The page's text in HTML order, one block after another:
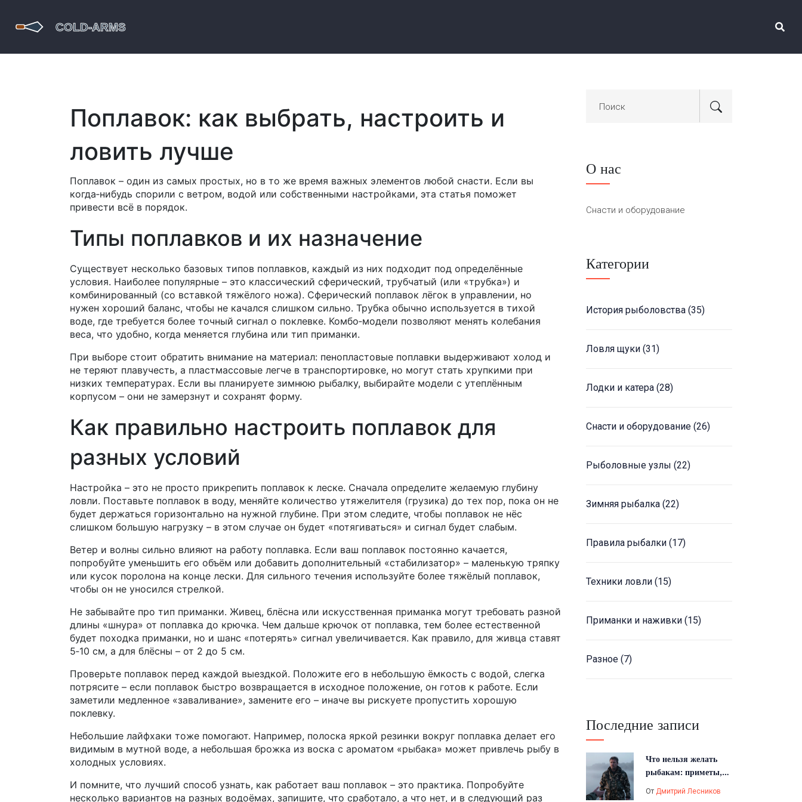
Поплавок: как выбрать, настроить и
ловить лучше
Поплавок – один из самых простых, но в то же время важных элементов любой снасти. Если вы
когда‑нибудь спорили с ветром, водой или собственными настройками, эта статья поможет
привести всё в порядок.
Типы поплавков и их назначение
Существует несколько базовых типов поплавков, каждый из них подходит под определённые
условия. Наиболее популярные – это классический сферический, трубчатый (или «трубка») и
комбинированный (со вставкой тяжёлого ножа). Сферический поплавок лёгок в управлении, но
нужен хороший баланс, чтобы не качался слишком сильно. Трубка обычно используется в тихой
воде, где требуется более точный сигнал о поклевке. Комбо‑модели позволяют менять колебания
веса, что удобно, когда меняется глубина или тип приманки.
При выборе стоит обратить внимание на материал: пенопластовые поплавки выдерживают холод и
не теряют плавучесть, а пластмассовые легче в транспортировке, но могут стать хрупкими при
низких температурах. Если вы планируете зимнюю рыбалку, выбирайте модели с утеплённым
корпусом – они не замерзнут и сохранят форму.
Как правильно настроить поплавок для
разных условий
Настройка – это не просто прикрепить поплавок к леске. Сначала определите желаемую глубину
ловли. Поставьте поплавок в воду, меняйте количество утяжелителя (грузика) до тех пор, пока он не
будет держаться горизонтально на нужной глубине. При этом следите, чтобы поплавок не нёс
слишком большую нагрузку – в этом случае он будет «потягиваться» и сигнал будет слабым.
Ветер и волны сильно влияют на работу поплавка. Если ваш поплавок постоянно качается,
попробуйте уменьшить его объём или добавить дополнительный «стабилизатор» – маленькую тряпку
или кусок поролона на конце лески. Для сильного течения используйте более тяжёлый поплавок,
чтобы он не уносился стрелкой.
Не забывайте про тип приманки. Живец, блёсна или искусственная приманка могут требовать разной
длины «шнура» от поплавка до крючка. Чем дальше крючок от поплавка, тем более естественной
будет походка приманки, но и шанс «потерять» сигнал увеличивается. Как правило, для живца ставят
5‑10 см, а для блёсны – от 2 до 5 см.
Проверьте поплавок перед каждой выездкой. Положите его в небольшую ёмкость с водой, слегка
потрясите – если поплавок быстро возвращается в исходное положение, он готов к работе. Если
заметили медленное «заваливание», замените его – иначе вы рискуете пропустить хорошую
поклевку.
Небольшие лайфхаки тоже помогают. Например, полоска яркой резинки вокруг поплавка делает его
видимым в мутной воде, а небольшая брожка из воска с ароматом «рыбака» может привлечь рыбу в
холодных условиях.
И помните, что лучший способ узнать, как работает ваш поплавок – это практика. Попробуйте
несколько вариантов на разных водоёмах, запишите, что сработало, а что нет, и в следующий раз
О нас
Снасти и оборудование
Категории
История рыболовства (35)
Ловля щуки (31)
Лодки и катера (28)
Снасти и оборудование (26)
Рыболовные узлы (22)
Зимняя рыбалка (22)
Правила рыбалки (17)
Техники ловли (15)
Приманки и наживки (15)
Разное (7)
Последние записи
Что нельзя желать
рыбакам: приметы,
От Дмитрий Лесников